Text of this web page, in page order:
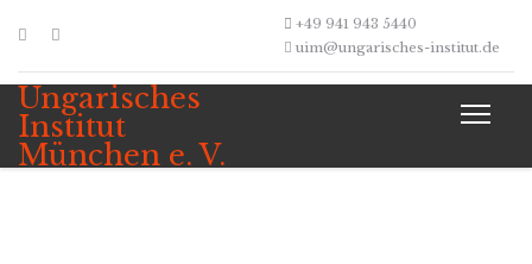
+49 941 943 5440
uim@ungarisches-institut.de
Ungarisches
Institut
München e. V.